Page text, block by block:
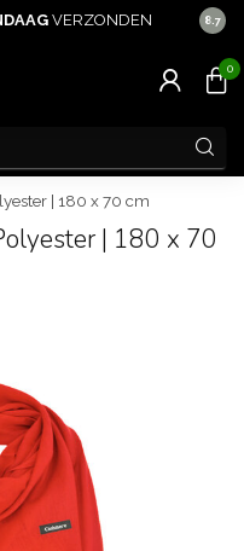
VERZONDEN 8.7
0
| 180 x 70 cm
| 180 x 70